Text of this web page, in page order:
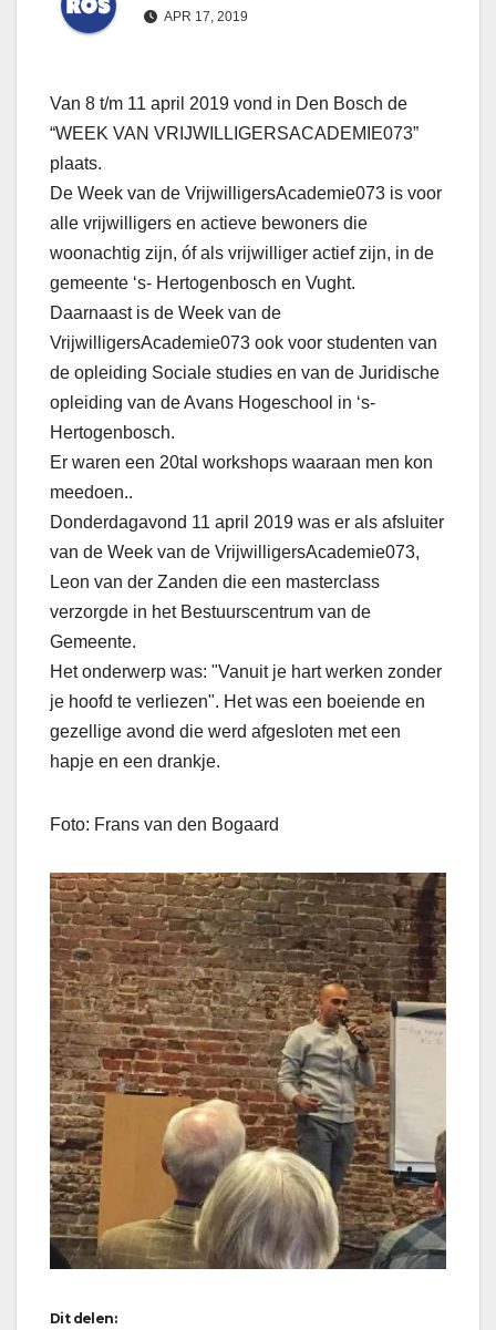
APR 17, 2019
Van 8 t/m 11 april 2019 vond in Den Bosch de
“WEEK VAN VRIJWILLIGERSACADEMIE073”
plaats.
De Week van de VrijwilligersAcademie073 is voor
alle vrijwilligers en actieve bewoners die
woonachtig zijn, óf als vrijwilliger actief zijn, in de
gemeente ‘s- Hertogenbosch en Vught.
Daarnaast is de Week van de
VrijwilligersAcademie073 ook voor studenten van
de opleiding Sociale studies en van de Juridische
opleiding van de Avans Hogeschool in ‘s-
Hertogenbosch.
Er waren een 20tal workshops waaraan men kon
meedoen..
Donderdagavond 11 april 2019 was er als afsluiter
van de Week van de VrijwilligersAcademie073,
Leon van der Zanden die een masterclass
verzorgde in het Bestuurscentrum van de
Gemeente.
Het onderwerp was: "Vanuit je hart werken zonder
je hoofd te verliezen". Het was een boeiende en
gezellige avond die werd afgesloten met een
hapje en een drankje.
Foto: Frans van den Bogaard
Dit delen: